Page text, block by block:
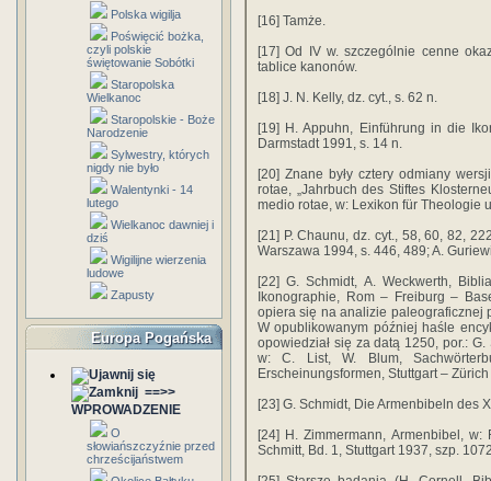
Polska wigilja
Poświęcić bożka,
czyli polskie
świętowanie Sobótki
Staropolska
Wielkanoc
Staropolskie - Boże
Narodzenie
Sylwestry, których
nigdy nie było
Walentynki - 14
lutego
Wielkanoc dawniej i
dziś
Wigilijne wierzenia
ludowe
Zapusty
Europa Pogańska
==>>
WPROWADZENIE
O
słowiańszczyźnie przed
chrześcijaństwem
[16] Tamże.
[17] Od IV w. szczególnie cenne
tablice kanonów.
[18] J. N. Kelly, dz. cyt., s. 62 n.
[19] H. Appuhn, Einführung in die
Darmstadt 1991, s. 14 n.
[20] Znane były cztery odmiany
rotae, „Jahrbuch des Stiftes
medio rotae, w: Lexikon für Theologie
[21] P. Chaunu, dz. cyt., 58, 60, 82,
Warszawa 1994, s. 446, 489; A.
[22] G. Schmidt, A. Weckwerth,
Ikonographie, Rom – Freiburg –
opiera się na analizie paleograficznej
W opublikowanym później haśle
opowiedział się za datą 1250, por.:
w: C. List, W. Blum,
Erscheinungsformen, Stuttgart –
[23] G. Schmidt, Die Armenbibeln des
[24] H. Zimmermann, Armenbibel,
Schmitt, Bd. 1, Stuttgart 1937, szp.